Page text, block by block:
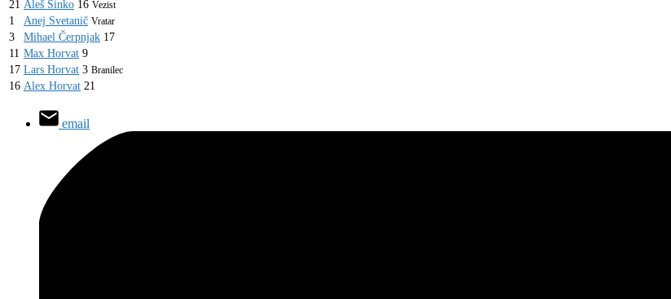
21 Aleš Šinko 16 Vezist
1 Anej Svetanič Vratar
3 Mihael Čerpnjak 17
11 Max Horvat 9
17 Lars Horvat 3 Branilec
16 Alex Horvat 21
email